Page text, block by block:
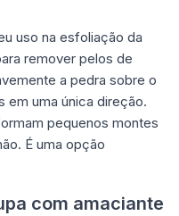
uso na esfoliação da
remover pelos de
a pedra sobre o
uma única direção.
pequenos montes
É uma opção
com amaciante